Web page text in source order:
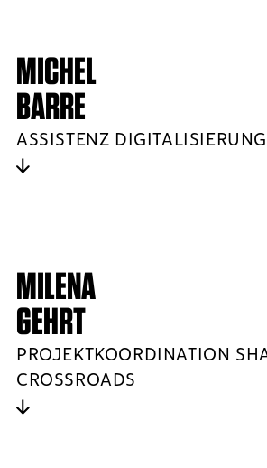
MICHEL
BARRE
ASSISTENZ
MILENA
GEHRT
PROJEKTKOORDINATION
CROSSROADS